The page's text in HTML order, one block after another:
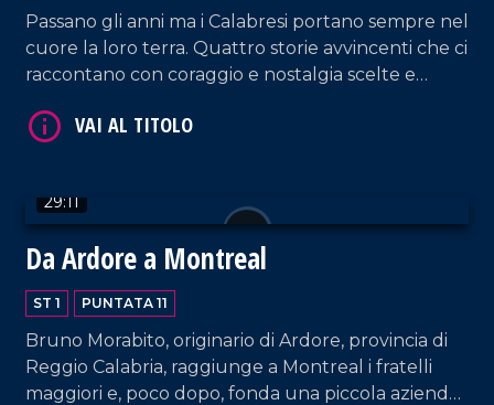
Passano gli anni ma i Calabresi portano sempre nel
cuore la loro terra. Quattro storie avvincenti che ci
raccontano con coraggio e nostalgia scelte e
29:11
Da Ardore a Montreal
ST 1 PUNTATA 11
Bruno Morabito, originario di Ardore, provincia di
Reggio Calabria, raggiunge a Montreal i fratelli
maggiori e, poco dopo, fonda una piccola azienda
VAI AL TITOLO
VAI AL TITOLO